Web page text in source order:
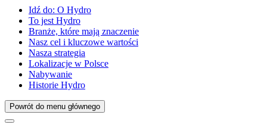
Idź do: O Hydro
To jest Hydro
Branże, które mają znaczenie
Nasz cel i kluczowe wartości
Nasza strategia
Lokalizacje w Polsce
Nabywanie
Historie Hydro
Powrót do menu głównego